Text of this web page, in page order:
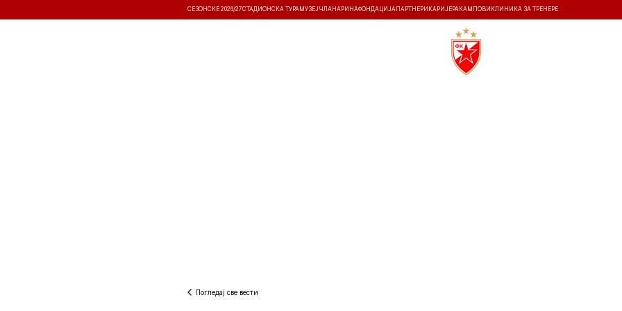
СЕЗОНСКЕ 2026/27СТАДИОНСКА ТУРА МУЗЕЈ ЧЛАНАРИНАФОНДАЦИЈА ПАРТНЕРИ КАРИЈЕРА КАМПОВИ КЛИНИКА ЗА ТРЕНЕРЕ
Погледај све вести